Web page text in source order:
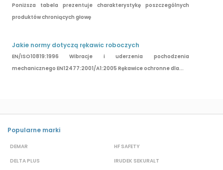
Poniższa tabela prezentuje charakterystykę poszczególnych
produktów chroniących głowę
Jakie normy dotyczą rękawic roboczych
EN/ISO10819:1996 Wibracje i uderzenia pochodzenia
mechanicznego EN12477:2001/A1:2005 Rękawice ochronne dla...
Popularne marki
DEMAR
DELTA PLUS
HF SAFETY
IRUDEK SEKURALT